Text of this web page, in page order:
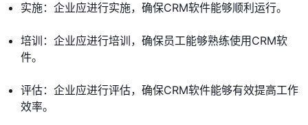
实施：企业应进行实施，确保CRM软件能够顺利运行。
培训：企业应进行培训，确保员工能够熟练使用CRM软
件。
评估：企业应进行评估，确保CRM软件能够有效提高工作
效率。